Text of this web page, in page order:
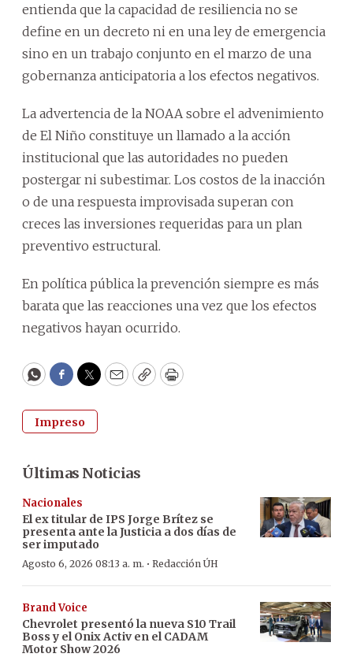
entienda que la capacidad de resiliencia no se
define en un decreto ni en una ley de emergencia
sino en un trabajo conjunto en el marzo de una
gobernanza anticipatoria a los efectos negativos.
La advertencia de la NOAA sobre el advenimiento
de El Niño constituye un llamado a la acción
institucional que las autoridades no pueden
postergar ni subestimar. Los costos de la inacción
o de una respuesta improvisada superan con
creces las inversiones requeridas para un plan
preventivo estructural.
En política pública la prevención siempre es más
barata que las reacciones una vez que los efectos
negativos hayan ocurrido.
WhatsApp
Facebook
Twitter
EmailCopyPrint
Impreso
Últimas Noticias
Nacionales
El ex titular de IPS Jorge Brítez se
presenta ante la Justicia a dos días de
ser imputado
Agosto 6, 2026 08:13 a. m. · Redacción ÚH
Brand Voice
Chevrolet presentó la nueva S10 Trail
Boss y el Onix Activ en el CADAM
Motor Show 2026